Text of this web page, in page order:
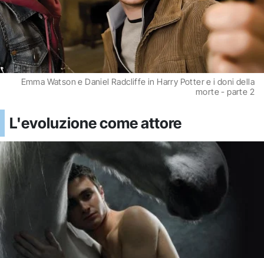
Emma Watson e Daniel Radcliffe in Harry Potter e i doni della
morte - parte 2
L'evoluzione come attore